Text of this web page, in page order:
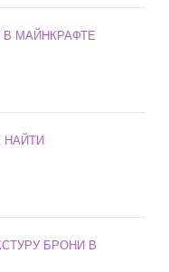
В МАЙНКРАФТЕ
НАЙТИ
БРОНИ В